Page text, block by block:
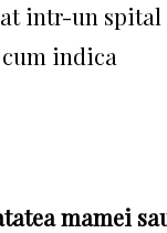
intr-un spital
indica
mamei